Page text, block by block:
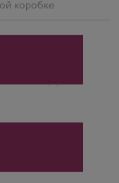
коробке